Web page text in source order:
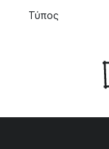
Τύπος